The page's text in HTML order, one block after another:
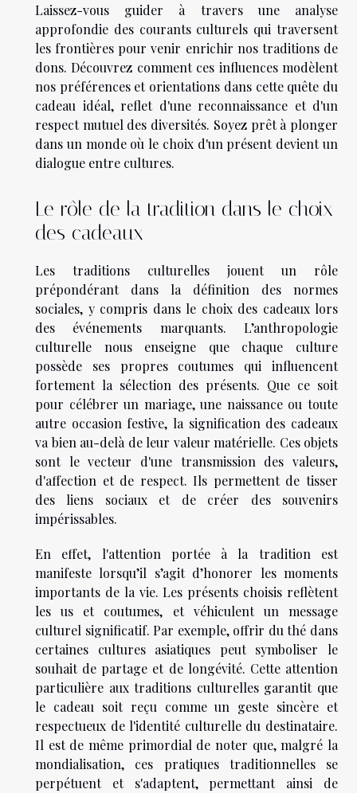
Laissez-vous guider à travers une analyse
approfondie des courants culturels qui traversent
les frontières pour venir enrichir nos traditions de
dons. Découvrez comment ces influences modèlent
nos préférences et orientations dans cette quête du
cadeau idéal, reflet d'une reconnaissance et d'un
respect mutuel des diversités. Soyez prêt à plonger
dans un monde où le choix d'un présent devient un
dialogue entre cultures.
Le rôle de la tradition dans le choix
des cadeaux
Les traditions culturelles jouent un rôle
prépondérant dans la définition des normes
sociales, y compris dans le choix des cadeaux lors
des événements marquants. L’anthropologie
culturelle nous enseigne que chaque culture
possède ses propres coutumes qui influencent
fortement la sélection des présents. Que ce soit
pour célébrer un mariage, une naissance ou toute
autre occasion festive, la signification des cadeaux
va bien au-delà de leur valeur matérielle. Ces objets
sont le vecteur d'une transmission des valeurs,
d'affection et de respect. Ils permettent de tisser
des liens sociaux et de créer des souvenirs
impérissables.
En effet, l'attention portée à la tradition est
manifeste lorsqu’il s’agit d’honorer les moments
importants de la vie. Les présents choisis reflètent
les us et coutumes, et véhiculent un message
culturel significatif. Par exemple, offrir du thé dans
certaines cultures asiatiques peut symboliser le
souhait de partage et de longévité. Cette attention
particulière aux traditions culturelles garantit que
le cadeau soit reçu comme un geste sincère et
respectueux de l'identité culturelle du destinataire.
Il est de même primordial de noter que, malgré la
mondialisation, ces pratiques traditionnelles se
perpétuent et s'adaptent, permettant ainsi de